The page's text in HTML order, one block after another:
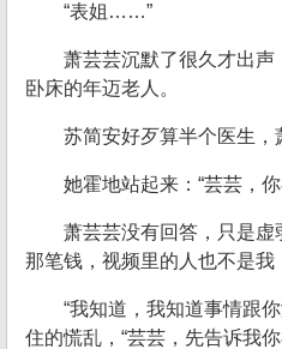
“表姐……”
萧芸芸沉默了很久才出
卧床的年迈老人。
苏简安好歹算半个医生，
她霍地站起来：“芸芸，
萧芸芸没有回答，只是虚
那笔钱，视频里的人也不是
“我知道，我知道事情跟
住的慌乱，“芸芸，先告诉我